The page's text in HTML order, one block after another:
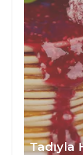
Tadıyla